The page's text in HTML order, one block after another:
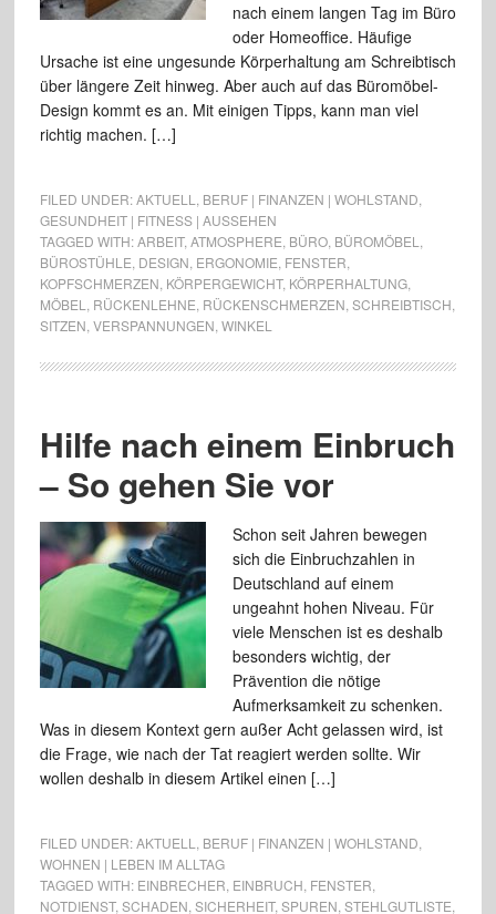
nach einem langen Tag im Büro
oder Homeoffice. Häufige
Ursache ist eine ungesunde Körperhaltung am Schreibtisch
über längere Zeit hinweg. Aber auch auf das Büromöbel-
Design kommt es an. Mit einigen Tipps, kann man viel
richtig machen. […]
FILED UNDER:AKTUELL BERUF | FINANZEN | WOHLSTAND
GESUNDHEIT | FITNESS | AUSSEHEN
TAGGED WITH:ARBEIT, ATMOSPHERE BÜRO, BÜROMÖBEL
BÜROSTÜHLE DESIGN ERGONOMIE FENSTER
KOPFSCHMERZEN KÖRPERGEWICHT, KÖRPERHALTUNG,
MÖBEL
RÜCKENLEHNE RÜCKENSCHMERZEN SCHREIBTISCH
SITZEN VERSPANNUNGEN WINKEL
Hilfe nach einem Einbruch
– So gehen Sie vor
Schon seit Jahren bewegen
sich die Einbruchzahlen in
Deutschland auf einem
ungeahnt hohen Niveau. Für
viele Menschen ist es deshalb
besonders wichtig, der
Prävention die nötige
Aufmerksamkeit zu schenken.
Was in diesem Kontext gern außer Acht gelassen wird, ist
die Frage, wie nach der Tat reagiert werden sollte. Wir
wollen deshalb in diesem Artikel einen […]
FILED UNDER:AKTUELL BERUF | FINANZEN | WOHLSTAND
WOHNEN | LEBEN IM ALLTAG
TAGGED WITH: EINBRECHER EINBRUCH FENSTER
NOTDIENST, SCHADEN SICHERHEIT, SPUREN STEHLGUTLISTE